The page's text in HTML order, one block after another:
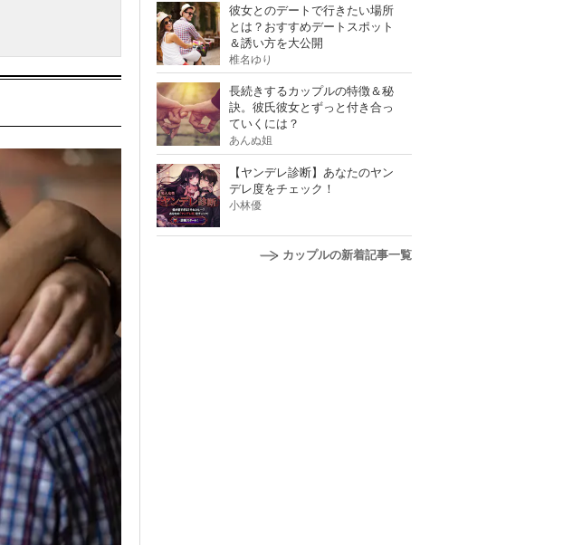
彼女とのデートで行きたい場所
とは？おすすめデートスポット
＆誘い方を大公開
椎名ゆり
長続きするカップルの特徴＆秘
訣。彼氏彼女とずっと付き合っ
ていくには？
あんぬ姐
【ヤンデレ診断】あなたのヤン
デレ度をチェック！
小林優
カップルの新着記事一覧